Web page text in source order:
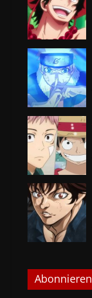
Abonnieren